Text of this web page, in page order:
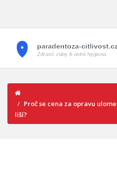
Proč se cena za opravu
liší?